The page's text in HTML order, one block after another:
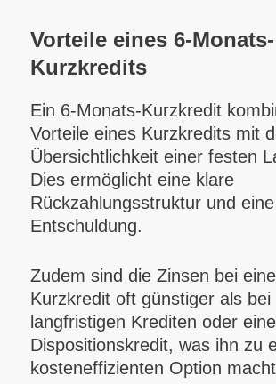
Vorteile eines 6-Monats-
Kurzkredits
Ein 6-Monats-Kurzkredit
Vorteile eines Kurzkredits mit
Übersichtlichkeit einer festen
Dies ermöglicht eine klare
Rückzahlungsstruktur und
Entschuldung.
Zudem sind die Zinsen bei
Kurzkredit oft günstiger als bei
langfristigen Krediten oder
Dispositionskredit, was ihn zu
kosteneffizienten Option